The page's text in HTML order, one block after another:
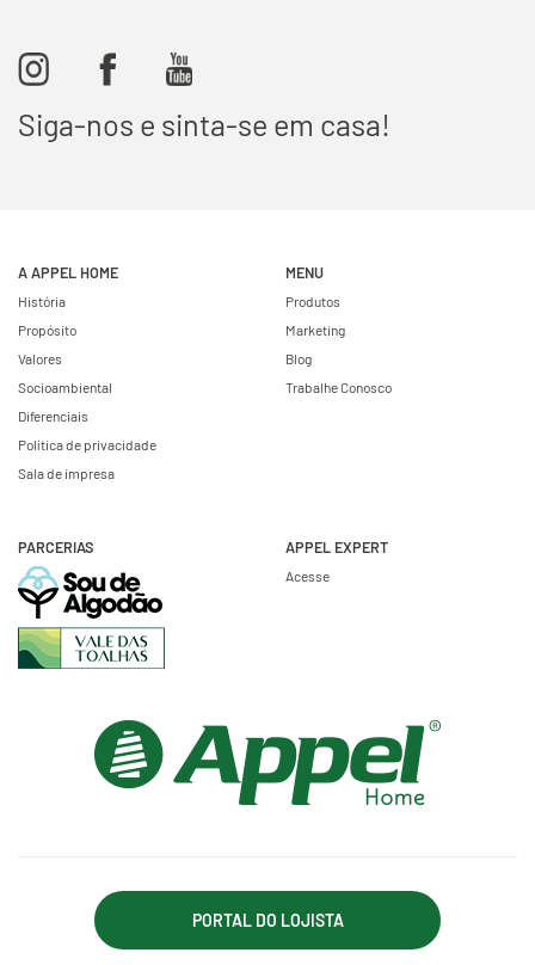
Siga-nos e sinta-se em casa!
A APPEL HOME
História
Propósito
Valores
Socioambiental
Diferenciais
Política de privacidade
Sala de impresa
MENU
Produtos
Marketing
Blog
Trabalhe Conosco
PARCERIAS APPEL EXPERT
Acesse
PORTAL DO LOJISTA